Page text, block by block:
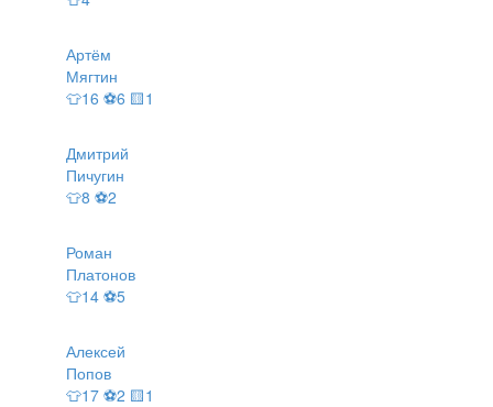
Артём
Мягтин
👕16 ⚽6 🟨1
Дмитрий
Пичугин
👕8 ⚽2
Роман
Платонов
👕14 ⚽5
Алексей
Попов
👕17 ⚽2 🟨1